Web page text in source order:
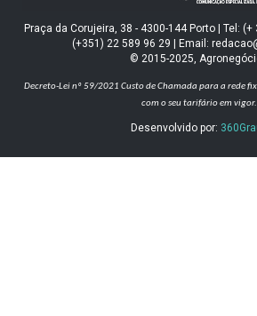
Praça da Corujeira, 38 - 4300-144 Porto | Tel:
(+351) 22 589 96 29 | Email:
© 2015-2025,
Decreto-Lei nº 59/2021 Custo de Chamada para a rede
com o seu tarifário em vigor.
Desenvolvido por: